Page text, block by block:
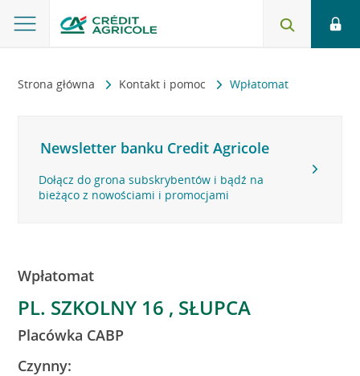
Strona główna Kontakt i pomoc Wpłatomat
Newsletter banku Credit Agricole
Dołącz do grona subskrybentów i bądź na
bieżąco z nowościami i promocjami
Wpłatomat
PL. SZKOLNY 16 , SŁUPCA
Placówka CABP
Czynny: